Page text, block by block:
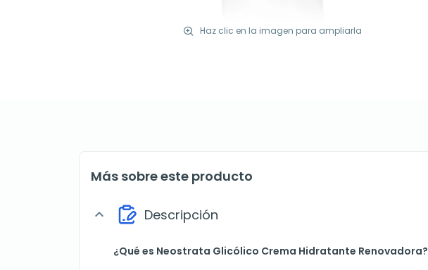
Haz clic en la imagen para ampliarla
Más sobre este producto
expand_more Descripción
¿Qué es Neostrata Glicólico Crema Hidratante Renovadora?